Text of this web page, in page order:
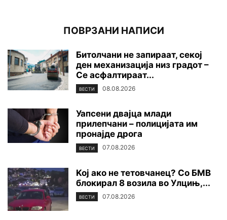
ПОВРЗАНИ НАПИСИ
Битолчани не запираат, секој
ден механизација низ градот –
Се асфалтираат...
ВЕСТИ 08.08.2026
Уапсени двајца млади
прилепчани – полицијата им
пронајде дpoга
ВЕСТИ 07.08.2026
Koj ако не тетовчанец? Со БМВ
блокирал 8 возила во Улцињ,...
ВЕСТИ 07.08.2026